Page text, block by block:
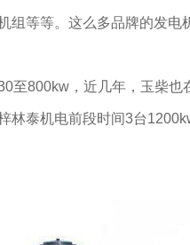
组等等。这么多品牌的发电
至800kw，近几年，玉柴
林泰机电前段时间3台